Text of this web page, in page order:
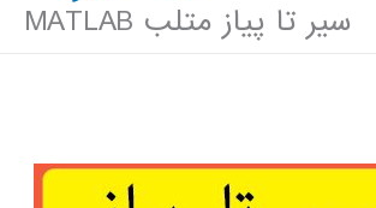
سیر تا پیاز متلب MATLAB